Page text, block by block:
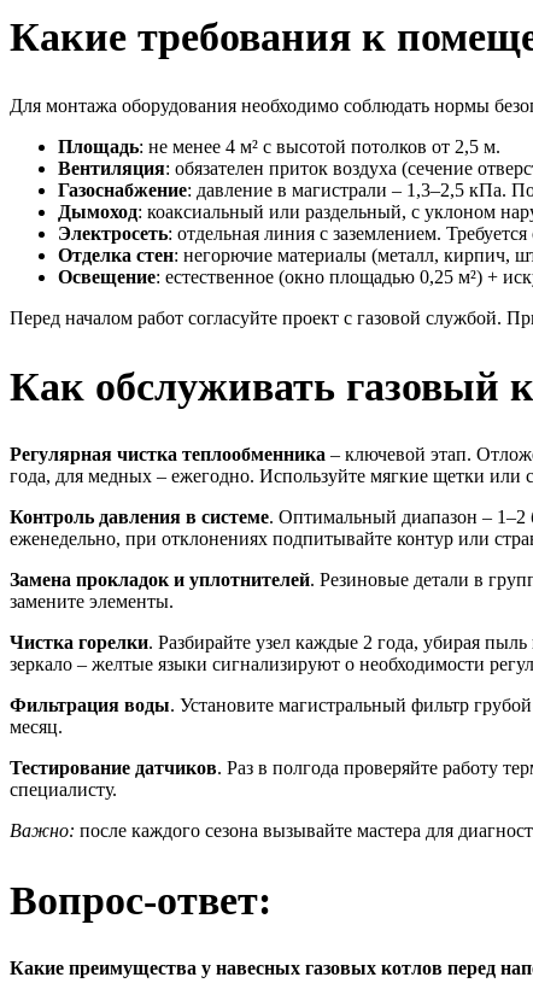
Какие требования к
Для монтажа оборудования необходимо соблюдать нормы
Площадь: не менее 4 м² с высотой потолков от 2,5 м.
Вентиляция: обязателен приток воздуха (сечение
Газоснабжение: давление в магистрали – 1,3–2,5 кПа.
Дымоход: коаксиальный или раздельный, с уклоном
Электросеть: отдельная линия с заземлением.
Отделка стен: негорючие материалы (металл, кирпич,
Освещение: естественное (окно площадью 0,25 м²) +
Перед началом работ согласуйте проект с газовой службой.
Как обслуживать газовый
Регулярная чистка теплообменника – ключевой этап.
года, для медных – ежегодно. Используйте мягкие щетки
Контроль давления в системе. Оптимальный диапазон – 1–2
еженедельно, при отклонениях подпитывайте контур или
Замена прокладок и уплотнителей. Резиновые детали в
замените элементы.
Чистка горелки. Разбирайте узел каждые 2 года, убирая
зеркало – желтые языки сигнализируют о необходимости
Фильтрация воды. Установите магистральный фильтр
месяц.
Тестирование датчиков. Раз в полгода проверяйте работу
специалисту.
Важно: после каждого сезона вызывайте мастера для
Вопрос-ответ:
Какие преимущества у навесных газовых котлов перед